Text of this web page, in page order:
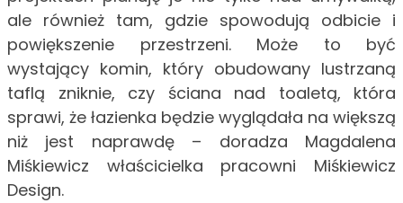
ale również tam, gdzie spowodują odbicie i
powiększenie przestrzeni. Może to być
wystający komin, który obudowany lustrzaną
taflą zniknie, czy ściana nad toaletą, która
sprawi, że łazienka będzie wyglądała na większą
niż jest naprawdę – doradza Magdalena
Miśkiewicz właścicielka pracowni Miśkiewicz
Design.